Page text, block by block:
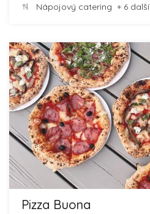
Nápojový catering + 6
Pizza Buona